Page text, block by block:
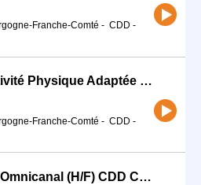
Franche-Comté - CDD -
Intervenant(e) en Activité Physique Adaptée 39 H/F (H/F)
Franche-Comté - CDD -
Conseiller-ère Vente Omnicanal (H/F) CDD Cycle Juillet / Août